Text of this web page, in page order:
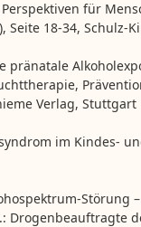
für
Seite 18-34, Schulz-
pränatale
Verlag, Stuttgart
im Kindes-
Störung
Drogenbeauftragte